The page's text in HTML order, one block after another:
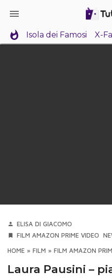
Isola dei Famosi X-
ELISA DI GIACOMO
FILM AMAZON PRIME VIDEO
HOME » FILM » FILM AMAZON
Laura Pausini –